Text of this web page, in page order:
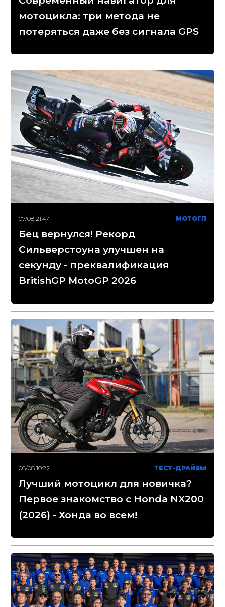
мотоцикла: три метода не
потеряться даже без сигнала GPS
07/08 21:47 МОТОГП
Бец вернулся! Рекорд
Сильверстоуна улучшен на
секунду - преквалификация
BritishGP MotoGP 2026
06/08 10:22 ТЕСТ-ДРАЙВЫ
Лучший мотоцикл для новичка?
Первое знакомство с Honda NX200
(2026) - Хонда во всем!